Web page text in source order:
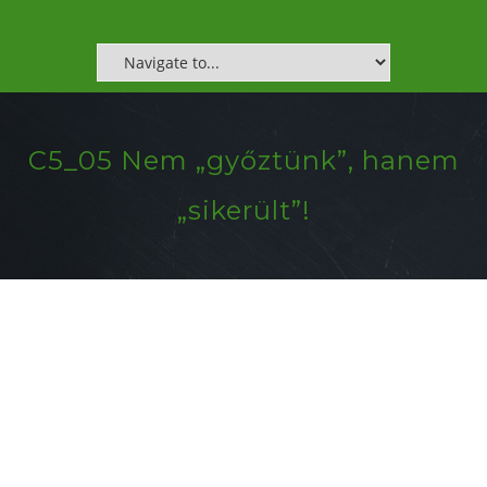
C5_05 Nem „győztünk”, hanem
„sikerült”!